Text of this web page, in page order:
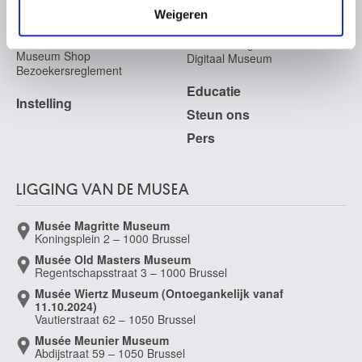
Weigeren
Annaberg
Annaberg
Annaberg
begin 18de eeuw
Anoniem
Anoniem
17de eeuw
Anoniem
18de eeuw
Anoniem
begin 18de eeuw
Evenementen
Museum Shop
Bezoekersreglement
Instelling
Archief
Digitaal Museum
Educatie
Steun ons
Pers
LIGGING VAN DE MUSEA
Musée Magritte Museum
Koningsplein 2 – 1000 Brussel
Musée Old Masters Museum
Regentschapsstraat 3 – 1000 Brussel
Musée Wiertz Museum (Ontoegankelijk vanaf
11.10.2024)
Vautierstraat 62 – 1050 Brussel
Musée Meunier Museum
Abdijstraat 59 – 1050 Brussel